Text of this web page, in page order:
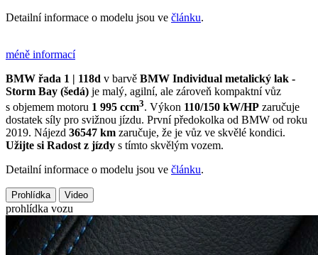
Detailní informace o modelu jsou ve článku.
méně informací
BMW řada 1 | 118d v barvě BMW Individual metalický lak -
Storm Bay (šedá) je malý, agilní, ale zároveň kompaktní vůz
s objemem motoru 1 995 ccm3. Výkon 110/150 kW/HP zaručuje
dostatek síly pro svižnou jízdu. První předokolka od BMW od roku
2019. Nájezd 36547 km zaručuje, že je vůz ve skvělé kondici.
Užijte si Radost z jízdy s tímto skvělým vozem.
Detailní informace o modelu jsou ve článku.
Prohlídka Video
prohlídka vozu